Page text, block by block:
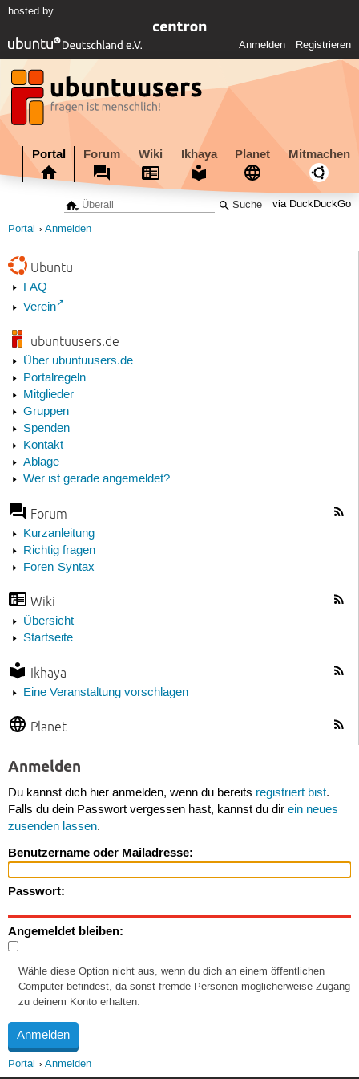
hosted by
Anmelden Registrieren
Portal Forum Wiki Ikhaya Planet Mitmachen
via DuckDuckGo
Portal Anmelden
Ubuntu
FAQ
Verein
ubuntuusers.de
Über ubuntuusers.de
Portalregeln
Mitglieder
Gruppen
Spenden
Kontakt
Ablage
Wer ist gerade angemeldet?
Forum
Kurzanleitung
Richtig fragen
Foren-Syntax
Wiki
Übersicht
Startseite
Ikhaya
Eine Veranstaltung vorschlagen
Planet
Anmelden
Du kannst dich hier anmelden, wenn du bereits registriert bist.
Falls du dein Passwort vergessen hast, kannst du dir ein neues
zusenden lassen.
Benutzername oder Mailadresse:
Passwort:
Angemeldet bleiben:
Wähle diese Option nicht aus, wenn du dich an einem öffentlichen
Computer befindest, da sonst fremde Personen möglicherweise Zugang
zu deinem Konto erhalten.
Portal Anmelden